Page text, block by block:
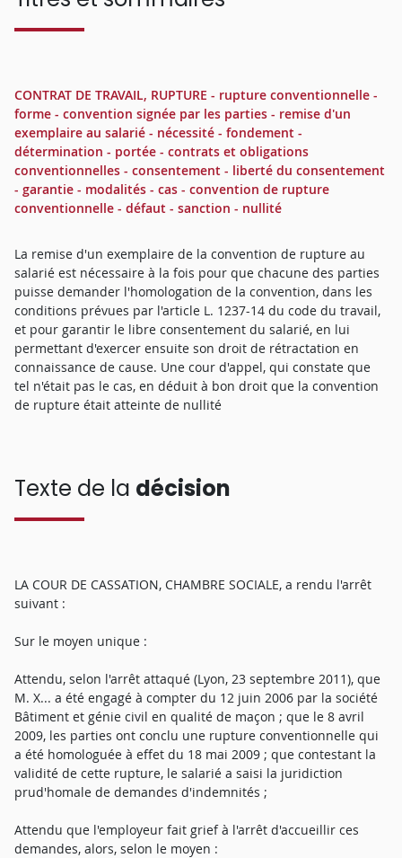
CONTRAT DE TRAVAIL, RUPTURE - rupture conventionnelle -
forme - convention signée par les parties - remise d'un
exemplaire au salarié - nécessité - fondement -
détermination - portée - contrats et obligations
conventionnelles - consentement - liberté du consentement
- garantie - modalités - cas - convention de rupture
conventionnelle - défaut - sanction - nullité
La remise d'un exemplaire de la convention de rupture au
salarié est nécessaire à la fois pour que chacune des parties
puisse demander l'homologation de la convention, dans les
conditions prévues par l'article L. 1237-14 du code du travail,
et pour garantir le libre consentement du salarié, en lui
permettant d'exercer ensuite son droit de rétractation en
connaissance de cause. Une cour d'appel, qui constate que
tel n'était pas le cas, en déduit à bon droit que la convention
de rupture était atteinte de nullité
Texte de la décision
LA COUR DE CASSATION, CHAMBRE SOCIALE, a rendu l'arrêt
suivant :
Sur le moyen unique :
Attendu, selon l'arrêt attaqué (Lyon, 23 septembre 2011), que
M. X... a été engagé à compter du 12 juin 2006 par la société
Bâtiment et génie civil en qualité de maçon ; que le 8 avril
2009, les parties ont conclu une rupture conventionnelle qui
a été homologuée à effet du 18 mai 2009 ; que contestant la
validité de cette rupture, le salarié a saisi la juridiction
prud'homale de demandes d'indemnités ;
Attendu que l'employeur fait grief à l'arrêt d'accueillir ces
demandes, alors, selon le moyen :